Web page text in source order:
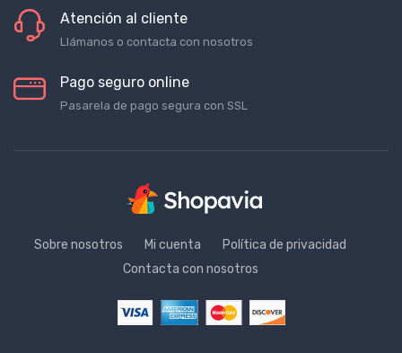
Atención al cliente
Llámanos o contacta con nosotros
Pago seguro online
Pasarela de pago segura con SSL
Sobre nosotros Mi cuenta
Política de privacidad
Contacta con nosotros